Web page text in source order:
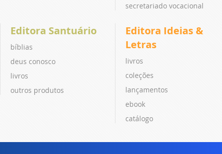
secretariado vocacional
Editora Santuário
bíblias
deus conosco
livros
outros produtos
Editora Ideias &
Letras
livros
coleções
lançamentos
ebook
catálogo